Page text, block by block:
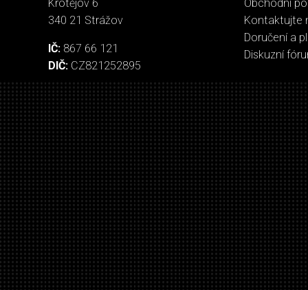
Krotějov 6
340 21 Strážov
IČ: 867 66 121
DIČ: CZ821252895
Obchodní
Kontaktujte
Doručení a
Diskuzní